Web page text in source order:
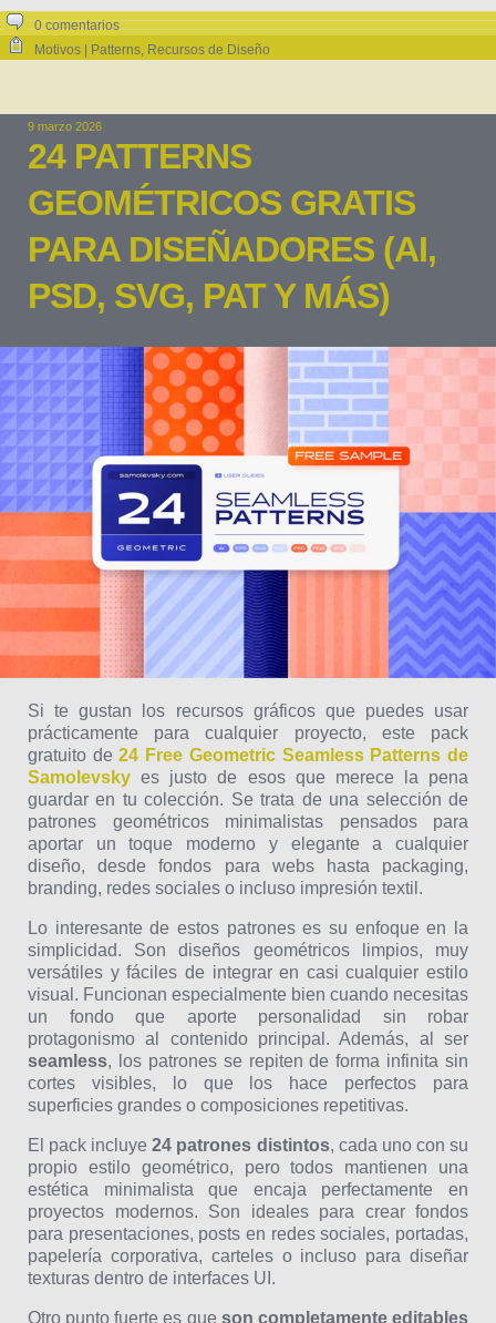
0 comentarios
Motivos | Patterns, Recursos de Diseño
9 marzo 2026
24 PATTERNS
GEOMÉTRICOS GRATIS
PARA DISEÑADORES (AI,
PSD, SVG, PAT Y MÁS)
Si te gustan los recursos gráficos que puedes usar
prácticamente para cualquier proyecto, este pack
gratuito de24 Free Geometric Seamless Patterns de
Samolevsky es justo de esos que merece la pena
guardar en tu colección. Se trata de una selección de
patrones geométricos minimalistas pensados para
aportar un toque moderno y elegante a cualquier
diseño, desde fondos para webs hasta packaging,
branding, redes sociales o incluso impresión textil.
Lo interesante de estos patrones es su enfoque en la
simplicidad. Son diseños geométricos limpios, muy
versátiles y fáciles de integrar en casi cualquier estilo
visual. Funcionan especialmente bien cuando necesitas
un fondo que aporte personalidad sin robar
protagonismo al contenido principal. Además, al ser
seamless, los patrones se repiten de forma infinita sin
cortes visibles, lo que los hace perfectos para
superficies grandes o composiciones repetitivas.
El pack incluye24 patrones distintos, cada uno con su
propio estilo geométrico, pero todos mantienen una
estética minimalista que encaja perfectamente en
proyectos modernos. Son ideales para crear fondos
para presentaciones, posts en redes sociales, portadas,
papelería corporativa, carteles o incluso para diseñar
texturas dentro de interfaces UI.
Otro punto fuerte es que son completamente editables